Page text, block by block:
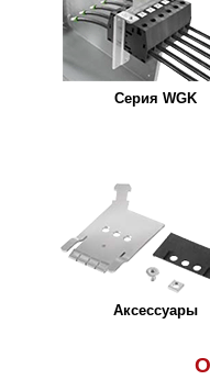
Серия WGK
Аксессуары